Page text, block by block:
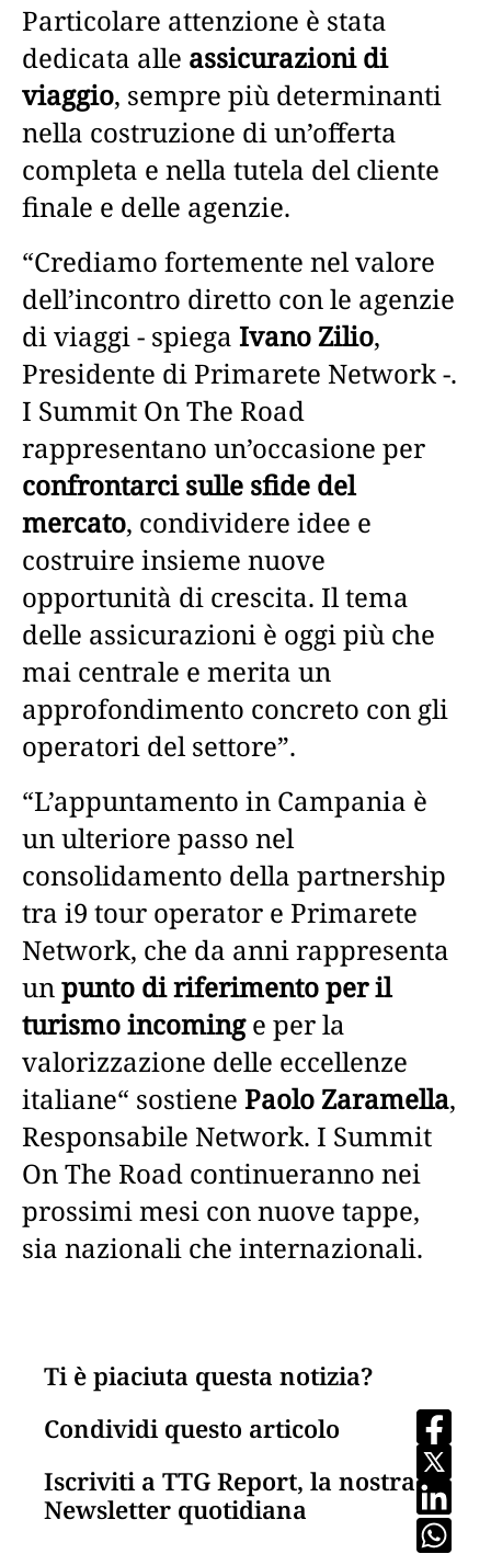
Particolare attenzione è stata
dedicata alle assicurazioni di
viaggio, sempre più determinanti
nella costruzione di un’offerta
completa e nella tutela del cliente
finale e delle agenzie.
“Crediamo fortemente nel valore
dell’incontro diretto con le agenzie
di viaggi - spiega Ivano Zilio,
Presidente di Primarete Network -.
I Summit On The Road
rappresentano un’occasione per
confrontarci sulle sfide del
mercato, condividere idee e
costruire insieme nuove
opportunità di crescita. Il tema
delle assicurazioni è oggi più che
mai centrale e merita un
approfondimento concreto con gli
operatori del settore”.
“L’appuntamento in Campania è
un ulteriore passo nel
consolidamento della partnership
tra i9 tour operator e Primarete
Network, che da anni rappresenta
unpunto di riferimento per il
turismo incominge per la
valorizzazione delle eccellenze
italiane“ sostiene Paolo Zaramella,
Responsabile Network. I Summit
On The Road continueranno nei
prossimi mesi con nuove tappe,
sia nazionali che internazionali.
Ti è piaciuta questa notizia?
Condividi questo articolo
Iscriviti a TTG Report, la nostra
Newsletter quotidiana